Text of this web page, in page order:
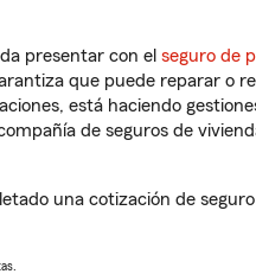
presentar con el seguro de
que puede reparar o
está haciendo
de seguros de
una cotización de